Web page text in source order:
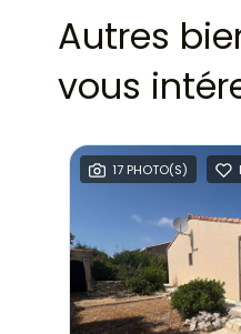
Autres
vous
17 PHOTO(S)